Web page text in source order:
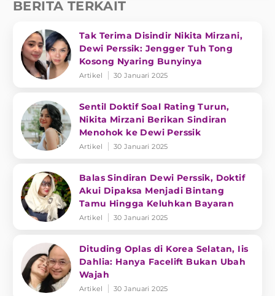
BERITA TERKAIT
Tak Terima Disindir Nikita Mirzani,
Dewi Perssik: Jengger Tuh Tong
Kosong Nyaring Bunyinya
Artikel 30 Januari 2025
Sentil Doktif Soal Rating Turun,
Nikita Mirzani Berikan Sindiran
Menohok ke Dewi Perssik
Artikel 30 Januari 2025
Balas Sindiran Dewi Perssik, Doktif
Akui Dipaksa Menjadi Bintang
Tamu Hingga Keluhkan Bayaran
Artikel 30 Januari 2025
Dituding Oplas di Korea Selatan, Iis
Dahlia: Hanya Facelift Bukan Ubah
Wajah
Artikel 30 Januari 2025